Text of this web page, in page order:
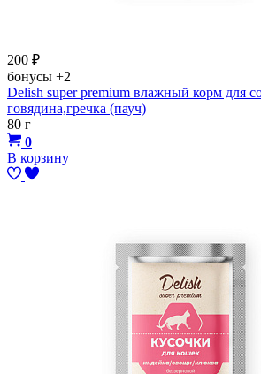
200 ₽
бонусы +2
Delish super premium влажный корм для
говядина,гречка (пауч)
80 г
0
В корзину